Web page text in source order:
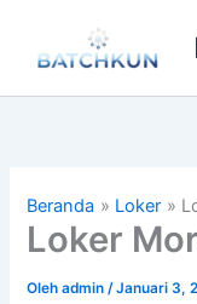
konten
Beranda Loker
Loker
Olehadmin/Januari 3,